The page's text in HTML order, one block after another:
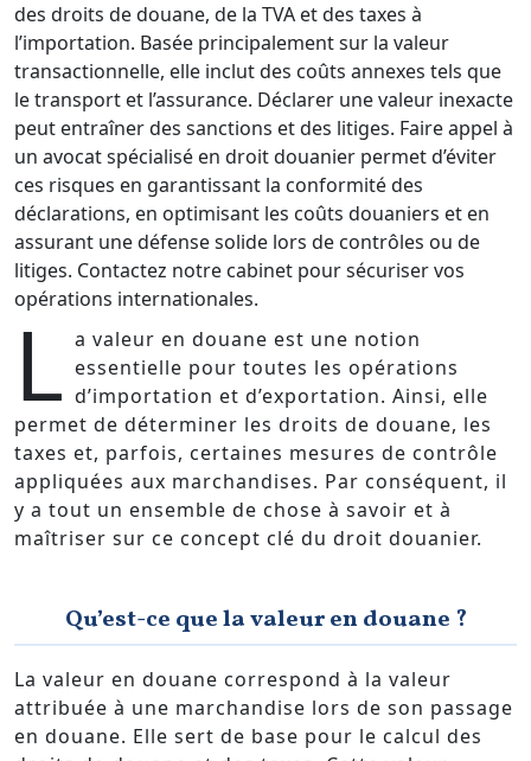
des droits de douane, de la TVA et des taxes à
l’importation. Basée principalement sur la valeur
transactionnelle, elle inclut des coûts annexes tels que
le transport et l’assurance. Déclarer une valeur inexacte
peut entraîner des sanctions et des litiges. Faire appel à
un avocat spécialisé en droit douanier permet d’éviter
ces risques en garantissant la conformité des
déclarations, en optimisant les coûts douaniers et en
assurant une défense solide lors de contrôles ou de
litiges. Contactez notre cabinet pour sécuriser vos
opérations internationales.
L a valeur en douane est une notion
essentielle pour toutes les opérations
d’importation et d’exportation. Ainsi, elle
permet de déterminer les droits de douane, les
taxes et, parfois, certaines mesures de contrôle
appliquées aux marchandises. Par conséquent, il
y a tout un ensemble de chose à savoir et à
maîtriser sur ce concept clé du droit douanier.
Qu’est-ce que la valeur en douane ?
La valeur en douane correspond à la valeur
attribuée à une marchandise lors de son passage
en douane. Elle sert de base pour le calcul des